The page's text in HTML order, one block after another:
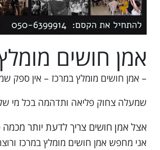
אמן חושים
– אמן חושים מומלץ במרכז – אין ספק
שמעלה צחוק פליאה ותדהמה בכל מי
אצל אמן חושים צריך לדעת יותר מכמה
אני מחפש אמן חושים מומלץ במרכז